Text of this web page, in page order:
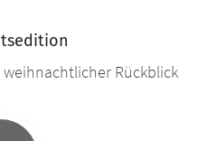
weihnachtlicher Rückblick